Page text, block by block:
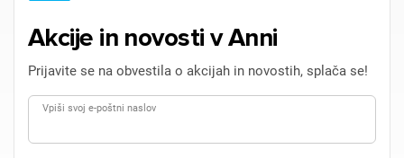
Akcije in novosti v Anni
Prijavite se na obvestila o akcijah in novostih, splača se!
Vpiši svoj e-poštni naslov